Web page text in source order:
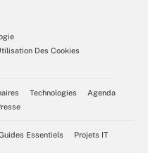
Des Cookies
Technologies
Agenda
Essentiels Projets IT